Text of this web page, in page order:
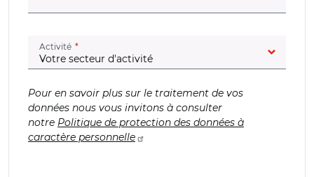
Activité (champ obligatoire)
Pour en savoir plus sur le traitement de vos
données nous vous invitons à consulter
notre Politique de protection des données à
caractère personnelle